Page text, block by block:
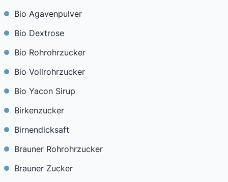
Bio Agavenpulver
Bio Dextrose
Bio Rohrohrzucker
Bio Vollrohrzucker
Bio Yacon Sirup
Birkenzucker
Birnendicksaft
Brauner Rohrohrzucker
Brauner Zucker